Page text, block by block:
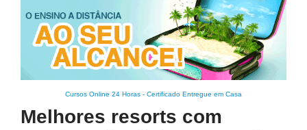
Cursos Online 24 Horas - Certificado Entregue em Casa
Melhores resorts com